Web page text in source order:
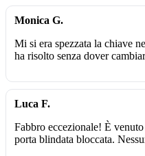
Monica G.
Mi si era spezzata la chiave
ha risolto senza dover
Luca F.
Fabbro eccezionale! È
porta blindata bloccata.